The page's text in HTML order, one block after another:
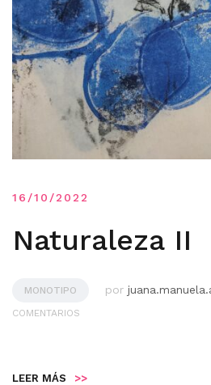
16/10/2022
Naturaleza II
MONOTIPO por
COMENTARIOS
LEER MÁS >>